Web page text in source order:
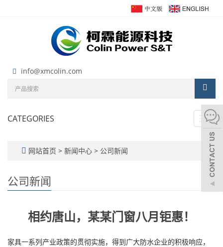
info@xmcolin.com
CATEGORIES
网站首页 > 新闻中心 > 公司新闻
公司新闻
相约唐山，某某门窗八月钜惠！
家具一系列产业政策的贯彻实施，得到广大防水企业的积极响应，